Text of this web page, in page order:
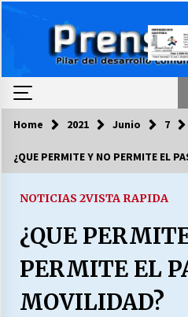
COLUMNISTA
cuándo van a
HISTORIA
Home 2021 Junio 7
¿QUE PERMITE Y NO PERMITE EL
NOTICIAS 2VISTA RAPIDA
¿QUE
PERMITE EL
MOVILIDAD?